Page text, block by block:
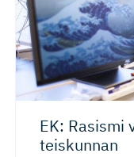
EK:
teiskunnan